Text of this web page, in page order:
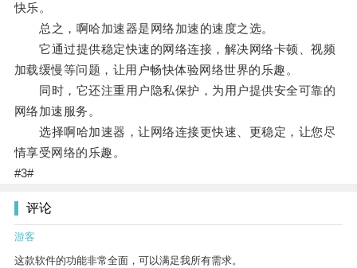
快乐。
总之，啊哈加速器是网络加速的速度之选。
它通过提供稳定快速的网络连接，解决网络卡顿、视频
加载缓慢等问题，让用户畅快体验网络世界的乐趣。
同时，它还注重用户隐私保护，为用户提供安全可靠的
网络加速服务。
选择啊哈加速器，让网络连接更快速、更稳定，让您尽
情享受网络的乐趣。
#3#
评论
游客
这款软件的功能非常全面，可以满足我所有需求。